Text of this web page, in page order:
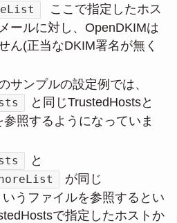
ここで指定したホス
ールに対し、OpenDKIMは
ん(正当なDKIM署名が無く
サンプルの設定例では、
と同じTrustedHostsと
照するようになっていま
と
が同じ
うファイルを参照するとい
で指定したホストか